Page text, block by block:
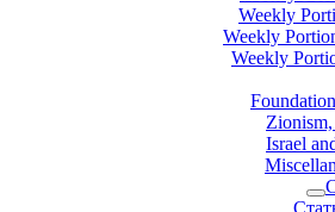
Weekly
Weekly
Weekly
Israel